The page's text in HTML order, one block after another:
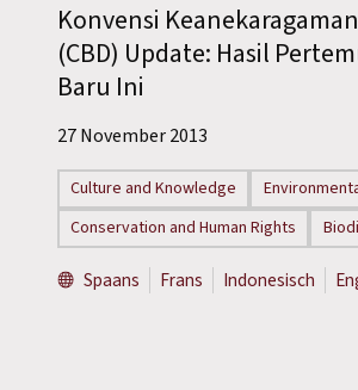
Konvensi
(CBD) Update: Hasil
Baru Ini
27 November 2013
Culture and Knowledge
Conservation and Human Rights
Spaans Frans Indonesisch